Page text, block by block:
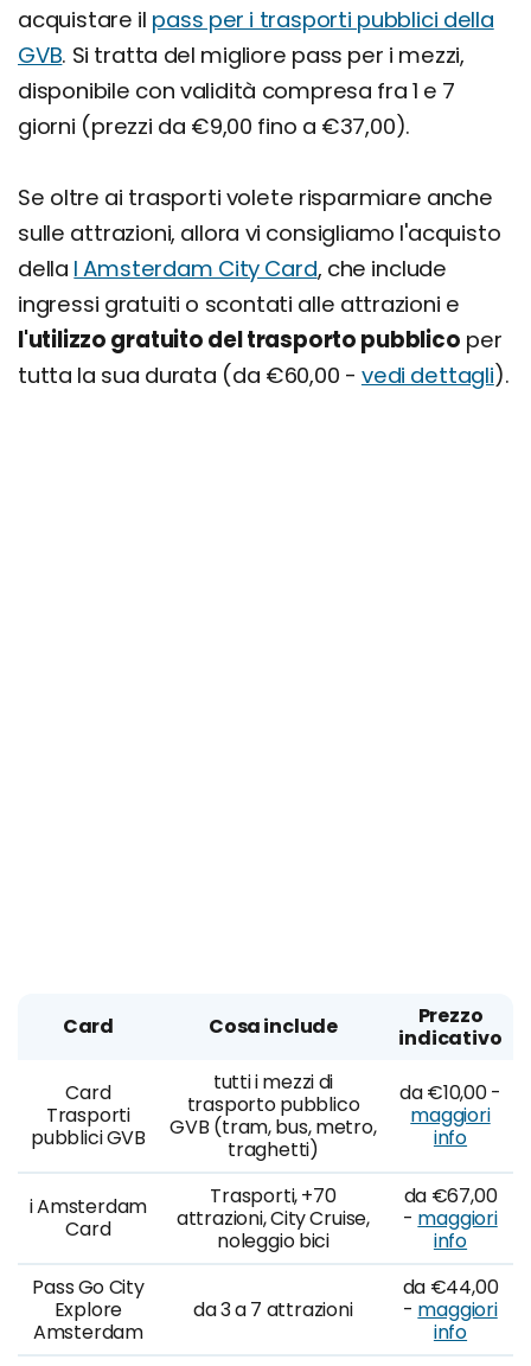
acquistare il pass per i trasporti pubblici della
GVB. Si tratta del migliore pass per i mezzi,
disponibile con validità compresa fra 1 e 7
giorni (prezzi da €9,00 fino a €37,00).
Se oltre ai trasporti volete risparmiare anche
sulle attrazioni, allora vi consigliamo l'acquisto
della I Amsterdam City Card, che include
ingressi gratuiti o scontati alle attrazioni e
l'utilizzo gratuito del trasporto pubblico per
tutta la sua durata (da €60,00 - vedi dettagli).
Card Cosa include
Prezzo
indicativo
Card
Trasporti
pubblici GVB
tutti i mezzi di
trasporto pubblico
GVB (tram, bus, metro,
traghetti)
da €10,00 -
maggiori
info
i Amsterdam
Card
Trasporti, +70
attrazioni, City Cruise,
noleggio bici
da €67,00
- maggiori
info
Pass Go City
Explore
Amsterdam
da 3 a 7 attrazioni
da €44,00
- maggiori
info